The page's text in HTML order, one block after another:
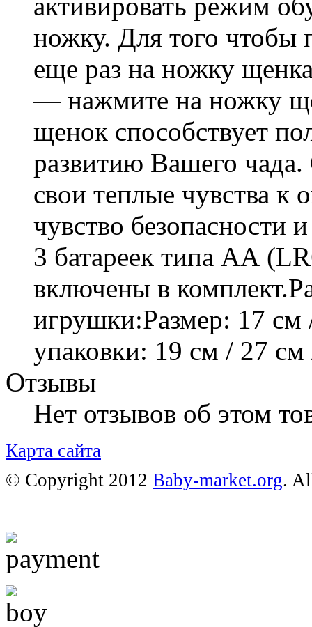
ножку. Для того чтобы
еще раз на ножку
— нажмите на ножку
щенок способствует
развитию Вашего
свои теплые чувства к
чувство безопасности
3 батареек типа АА
включены в
игрушки:Размер: 17
упаковки: 19 см / 27
Отзывы
Нет отзывов об этом
Карта сайта
© Copyright 2012 Baby-market.org.